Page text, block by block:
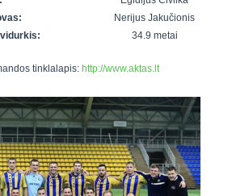
VRFS Futsal
senjorų
Euro2016
Vilnius
Nerijus Jakučionis
34.9 metai
tinklalapis: http://www.aktas.lt